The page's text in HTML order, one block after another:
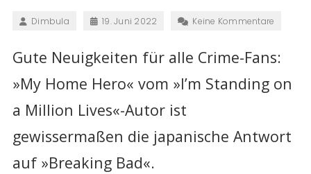
Dimbula 19. Juni 2022 Keine Kommentare
Gute Neuigkeiten für alle Crime-Fans:
»My Home Hero« vom »I’m Standing on
a Million Lives«-Autor ist
gewissermaßen die japanische Antwort
auf »Breaking Bad«.